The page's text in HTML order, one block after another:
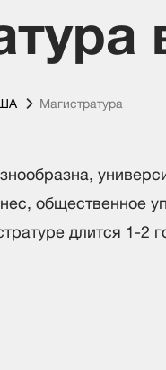
Магистратура
общественное
длится 1-2